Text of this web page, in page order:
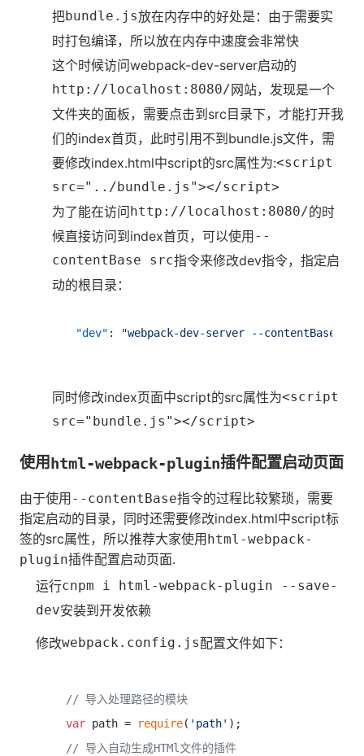
把bundle.js放在内存中的好处是：由于需要实
时打包编译，所以放在内存中速度会非常快
这个时候访问webpack-dev-server启动的
http://localhost:8080/网站，发现是一个
文件夹的面板，需要点击到src目录下，才能打开我
们的index首页，此时引用不到bundle.js文件，需
要修改index.html中script的src属性为:<script
src="../bundle.js"></script>
为了能在访问http://localhost:8080/的时
候直接访问到index首页，可以使用--
contentBase src指令来修改dev指令，指定启
动的根目录：
"dev" : "webpack-dev-server --contentBase
同时修改index页面中script的src属性为<script
src="bundle.js"></script>
使用html-webpack-plugin插件配置启动页面
由于使用--contentBase指令的过程比较繁琐，需要
指定启动的目录，同时还需要修改index.html中script标
签的src属性，所以推荐大家使用html-webpack-
plugin插件配置启动页面.
运行cnpm i html-webpack-plugin --save-
dev安装到开发依赖
修改webpack.config.js配置文件如下：
// 导入处理路径的模块
var path = require( 'path' );
// 导入自动生成HTMl文件的插件